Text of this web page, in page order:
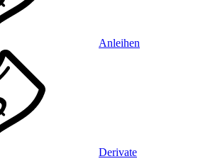
Anleihen
Derivate